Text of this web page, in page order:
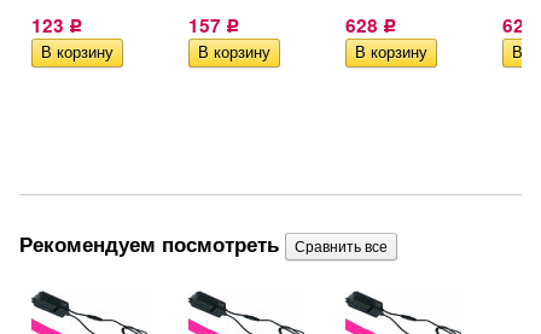
123 Р 157 Р 628 Р 628
Рекомендуем посмотреть